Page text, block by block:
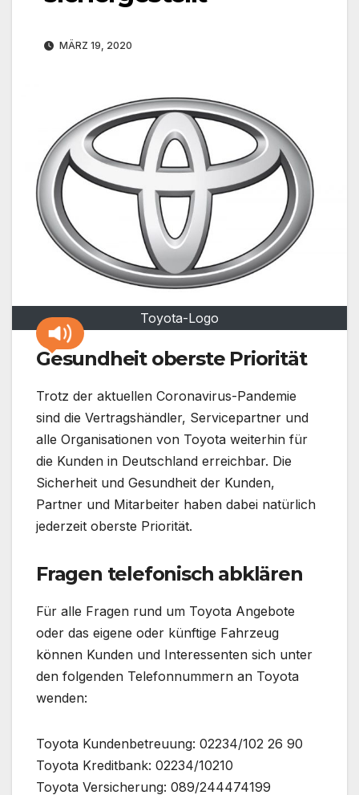
MÄRZ 19, 2020
Toyota-Logo
Gesundheit oberste Priorität
Trotz der aktuellen Coronavirus-Pandemie
sind die Vertragshändler, Servicepartner und
alle Organisationen von Toyota weiterhin für
die Kunden in Deutschland erreichbar. Die
Sicherheit und Gesundheit der Kunden,
Partner und Mitarbeiter haben dabei natürlich
jederzeit oberste Priorität.
Fragen telefonisch abklären
Für alle Fragen rund um Toyota Angebote
oder das eigene oder künftige Fahrzeug
können Kunden und Interessenten sich unter
den folgenden Telefonnummern an Toyota
wenden:
Toyota Kundenbetreuung: 02234/102 26 90
Toyota Kreditbank: 02234/10210
Toyota Versicherung: 089/244474199